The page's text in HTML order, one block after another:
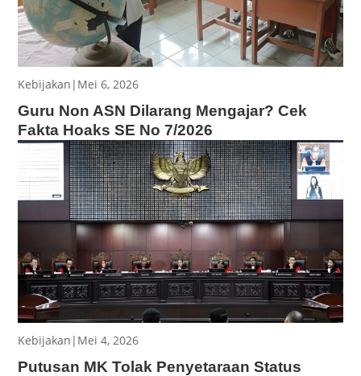
Guru Non ASN Dilarang Mengajar? Cek
Fakta Hoaks SE No 7/2026
Mei 6, 2026
|
Kebijakan
Putusan MK Tolak Penyetaraan Status
Mei 4, 2026
|
Kebijakan